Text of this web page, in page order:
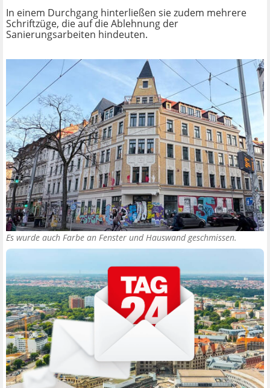
In einem Durchgang hinterließen sie zudem mehrere
Schriftzüge, die auf die Ablehnung der
Sanierungsarbeiten hindeuten.
Es wurde auch Farbe an Fenster und Hauswand geschmissen.